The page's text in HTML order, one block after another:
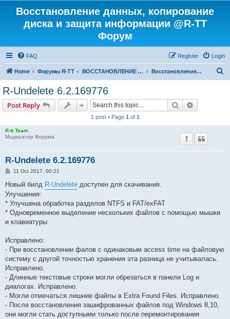
Восстановление данных, копирование
диска и защита информации @R-TT
Форум
FAQ Login
Register
Home Форумы R-TT ВОССТАНОВЛЕНИЕ ДАННЫХ И УДАЛЕННЫХ ФАЙЛОВ Восстановление Удаленных Файлов
R-Undelete 6.2.169776
Post Reply Search
1 post • Page 1 of 1
R-tt Team
Модератор Форума
R-Undelete 6.2.169776
P
s
11 Oct 2017, 00:21
Новый билд R-Undelete доступен для скачивания.
Улучшения:
* Улучшена обработка разделов NTFS и FAT/exFAT
* Одновременное выделение нескольких файлов с помощью мышки
и клавиатуры.
Исправлено:
- При восстановлении фалов с одинаковым access time на файловую
систему с другой точностью хранения эта разница не учитывалась.
Исправлено.
- Длинные текстовые строки могли обрезаться в панели Log и
диалогах. Исправлено.
- Могли отмечаться лишние файлы в Extra Found Files. Исправлено.
- После восстановления зашифрованных файлов под Windows 8,10,
они могли стать доступными только после перемонтирования